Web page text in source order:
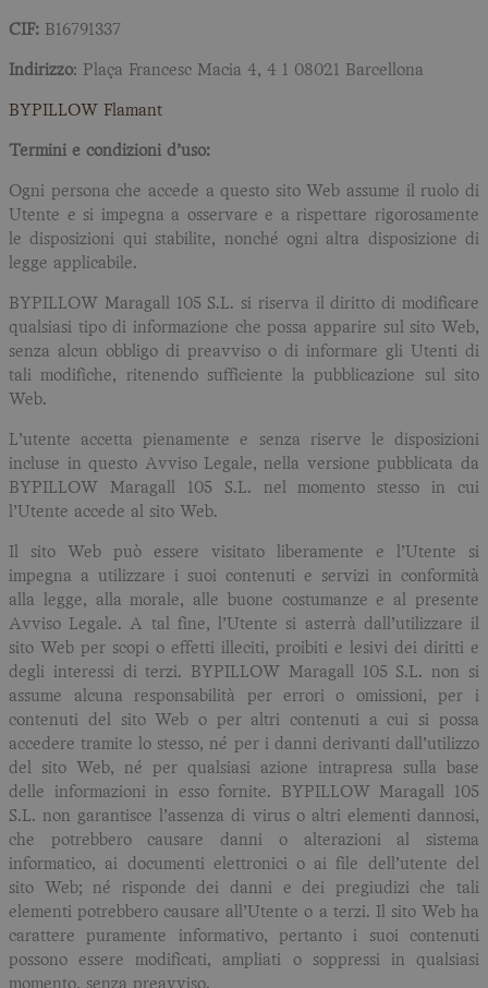
CIF: B16791337
Indirizzo: Plaça Francesc Macia 4, 4 1 08021 Barcellona
BYPILLOW Flamant
Termini e condizioni d’uso:
Ogni persona che accede a questo sito Web assume il ruolo di
Utente e si impegna a osservare e a rispettare rigorosamente
le disposizioni qui stabilite, nonché ogni altra disposizione di
legge applicabile.
BYPILLOW Maragall 105 S.L. si riserva il diritto di modificare
qualsiasi tipo di informazione che possa apparire sul sito Web,
senza alcun obbligo di preavviso o di informare gli Utenti di
tali modifiche, ritenendo sufficiente la pubblicazione sul sito
Web.
L’utente accetta pienamente e senza riserve le disposizioni
incluse in questo Avviso Legale, nella versione pubblicata da
BYPILLOW Maragall 105 S.L. nel momento stesso in cui
l’Utente accede al sito Web.
Il sito Web può essere visitato liberamente e l’Utente si
impegna a utilizzare i suoi contenuti e servizi in conformità
alla legge, alla morale, alle buone costumanze e al presente
Avviso Legale. A tal fine, l’Utente si asterrà dall’utilizzare il
sito Web per scopi o effetti illeciti, proibiti e lesivi dei diritti e
degli interessi di terzi. BYPILLOW Maragall 105 S.L. non si
assume alcuna responsabilità per errori o omissioni, per i
contenuti del sito Web o per altri contenuti a cui si possa
accedere tramite lo stesso, né per i danni derivanti dall’utilizzo
del sito Web, né per qualsiasi azione intrapresa sulla base
delle informazioni in esso fornite. BYPILLOW Maragall 105
S.L. non garantisce l’assenza di virus o altri elementi dannosi,
che potrebbero causare danni o alterazioni al sistema
informatico, ai documenti elettronici o ai file dell’utente del
sito Web; né risponde dei danni e dei pregiudizi che tali
elementi potrebbero causare all’Utente o a terzi. Il sito Web ha
carattere puramente informativo, pertanto i suoi contenuti
possono essere modificati, ampliati o soppressi in qualsiasi
momento, senza preavviso.